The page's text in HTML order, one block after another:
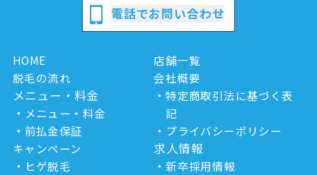
電話でお問い合わせ
HOME
脱毛の流れ
メニュー・料金
メニュー・料金
前払金保証
キャンペーン
ヒゲ脱毛
店舗一覧
会社概要
特定商取引法に基づく表
記
プライバシーポリシー
求人情報
新卒採用情報